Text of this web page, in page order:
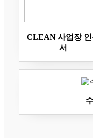
CLEAN 사업장 인
서